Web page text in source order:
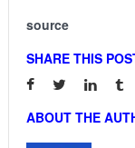
source
SHARE THIS
ABOUT THE